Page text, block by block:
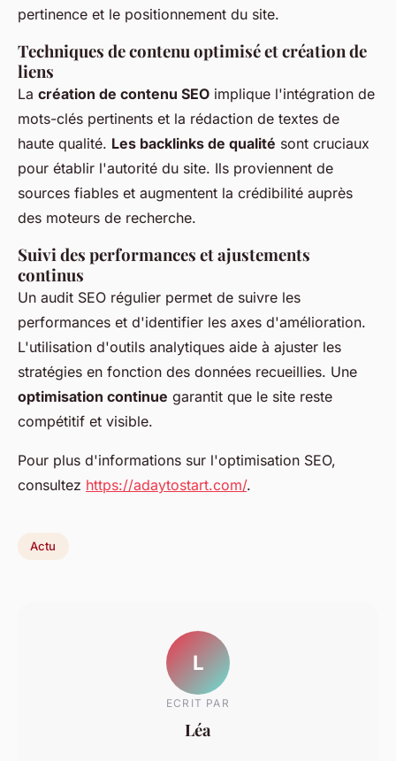
pertinence et le positionnement du site.
Techniques de contenu optimisé et création de
liens
La création de contenu SEO implique l'intégration de
mots-clés pertinents et la rédaction de textes de
haute qualité. Les backlinks de qualité sont cruciaux
pour établir l'autorité du site. Ils proviennent de
sources fiables et augmentent la crédibilité auprès
des moteurs de recherche.
Suivi des performances et ajustements
continus
Un audit SEO régulier permet de suivre les
performances et d'identifier les axes d'amélioration.
L'utilisation d'outils analytiques aide à ajuster les
stratégies en fonction des données recueillies. Une
optimisation continue garantit que le site reste
compétitif et visible.
Pour plus d'informations sur l'optimisation SEO,
consultez https://adaytostart.com/.
Actu
L
ECRIT PAR
Léa